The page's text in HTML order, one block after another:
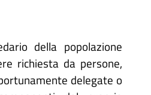
della popolazione
richiesta da persone,
delegate o